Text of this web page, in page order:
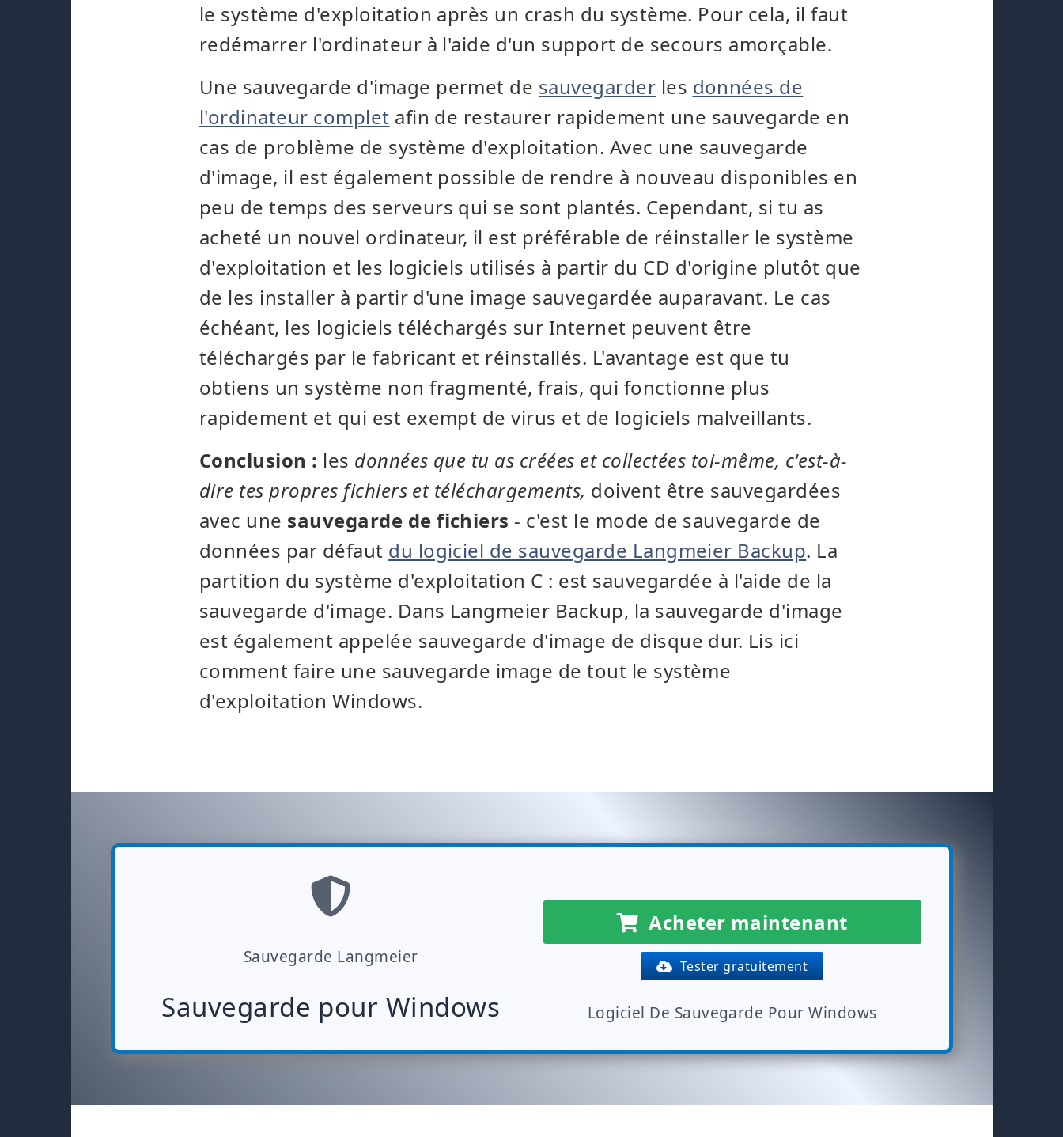
le système d'exploitation après un crash du système. Pour cela, il faut
redémarrer l'ordinateur à l'aide d'un support de secours amorçable.
Une sauvegarde d'image permet de sauvegarder les données de
l'ordinateur complet afin de restaurer rapidement une sauvegarde en
cas de problème de système d'exploitation. Avec une sauvegarde
d'image, il est également possible de rendre à nouveau disponibles en
peu de temps des serveurs qui se sont plantés. Cependant, si tu as
acheté un nouvel ordinateur, il est préférable de réinstaller le système
d'exploitation et les logiciels utilisés à partir du CD d'origine plutôt que
de les installer à partir d'une image sauvegardée auparavant. Le cas
échéant, les logiciels téléchargés sur Internet peuvent être
téléchargés par le fabricant et réinstallés. L'avantage est que tu
obtiens un système non fragmenté, frais, qui fonctionne plus
rapidement et qui est exempt de virus et de logiciels malveillants.
Conclusion : les données que tu as créées et collectées toi-même, c'est-à-
dire tes propres fichiers et téléchargements, doivent être sauvegardées
avec une sauvegarde de fichiers - c'est le mode de sauvegarde de
données par défaut du logiciel de sauvegarde Langmeier Backup. La
partition du système d'exploitation C : est sauvegardée à l'aide de la
sauvegarde d'image. Dans Langmeier Backup, la sauvegarde d'image
est également appelée sauvegarde d'image de disque dur. Lis ici
comment faire une sauvegarde image de tout le système
d'exploitation Windows.
Sauvegarde Langmeier
Sauvegarde pour Windows
Acheter maintenant
Tester gratuitement
Logiciel De Sauvegarde Pour Windows